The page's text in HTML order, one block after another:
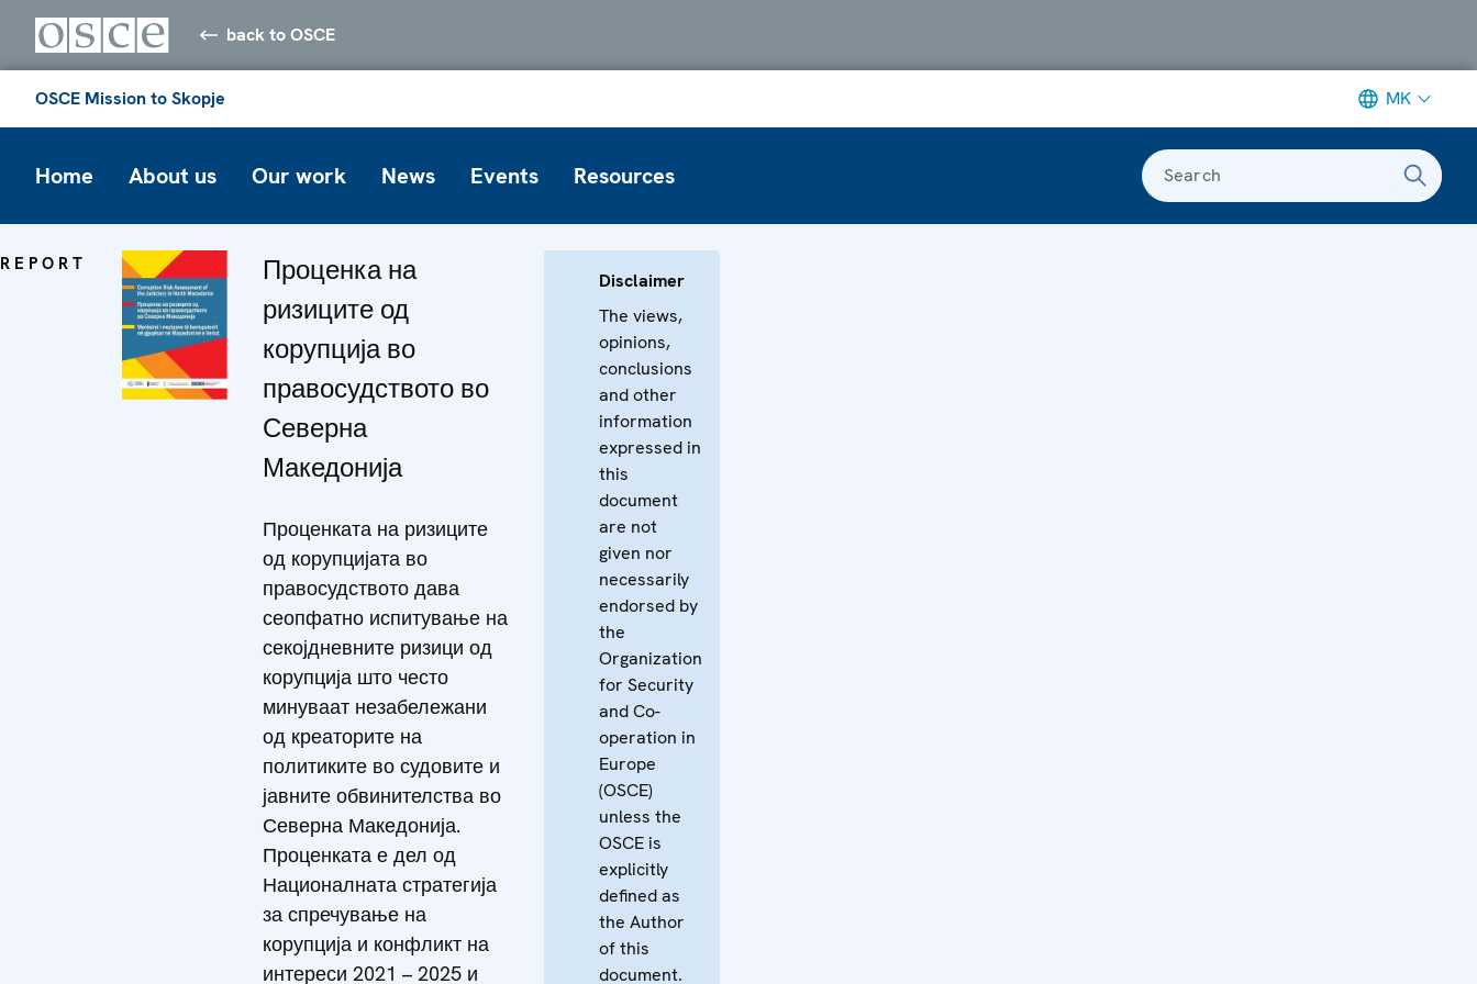
back to OSCE
OSCE Mission to Skopje MK
Home About us Our work News Events Resources Search
REPORT
Проценка на
ризиците од
корупција во
правосудството во
Северна
Македонија
Проценката на ризиците
од корупцијата во
правосудството дава
сеопфатно испитување на
секојдневните ризици од
корупција што често
минуваат незабележани
од креаторите на
политиките во судовите и
јавните обвинителства во
Северна Македонија.
Проценката е дел од
Националната стратегија
за спречување на
корупција и конфликт на
интереси 2021 – 2025 и
Disclaimer
The views,
opinions,
conclusions
and other
information
expressed in
this
document
are not
given nor
necessarily
endorsed by
the
Organization
for Security
and Co-
operation in
Europe
(OSCE)
unless the
OSCE is
explicitly
defined as
the Author
of this
document.